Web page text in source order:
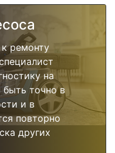
ремонту
на
быть точно в
и в
повторно
других